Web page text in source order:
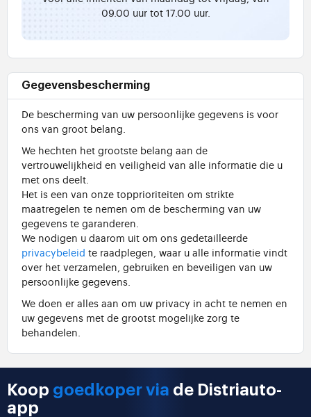
09.00 uur tot 17.00 uur.
Gegevensbescherming
De bescherming van uw persoonlijke gegevens is voor
ons van groot belang.
We hechten het grootste belang aan de
vertrouwelijkheid en veiligheid van alle informatie die u
met ons deelt.
Het is een van onze topprioriteiten om strikte
maatregelen te nemen om de bescherming van uw
gegevens te garanderen.
We nodigen u daarom uit om ons gedetailleerde
privacybeleid te raadplegen, waar u alle informatie vindt
over het verzamelen, gebruiken en beveiligen van uw
persoonlijke gegevens.
We doen er alles aan om uw privacy in acht te nemen en
uw gegevens met de grootst mogelijke zorg te
behandelen.
Koop goedkoper via de Distriauto-
app